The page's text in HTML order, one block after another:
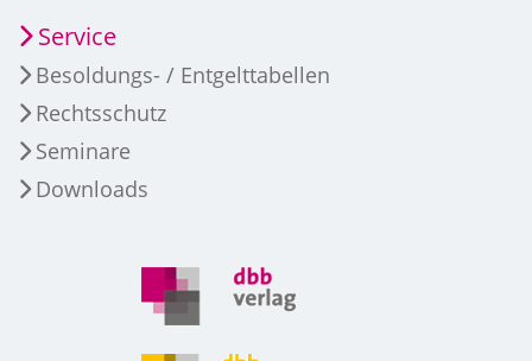
Service
Besoldungs- / Entgelttabellen
Rechtsschutz
Seminare
Downloads